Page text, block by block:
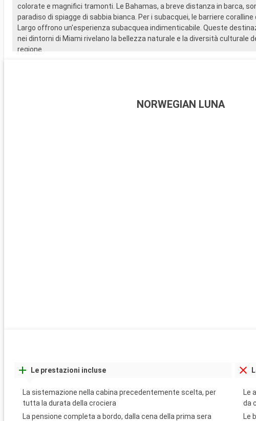
colorate e magnifici tramonti. Le Bahamas, a breve distanza in barca,
paradiso di spiagge di sabbia bianca. Per i subacquei, le barriere coralline
Largo offrono un'esperienza subacquea indimenticabile. Queste
nei dintorni di Miami rivelano la bellezza naturale e la diversità culturale
regione.
NORWEGIAN LUNA
Le prestazioni incluse
La sistemazione nella cabina precedentemente scelta, per
tutta la durata della crociera
La pensione completa a bordo, dalla cena della prima sera
Le
da
Le